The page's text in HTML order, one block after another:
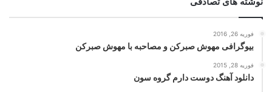
فوریه 26, 2016
بیوگرافی مهوش صبرکن و مصاحبه با مهوش صبرکن
فوریه 28, 2015
دانلود آهنگ دوست دارم گروه سون